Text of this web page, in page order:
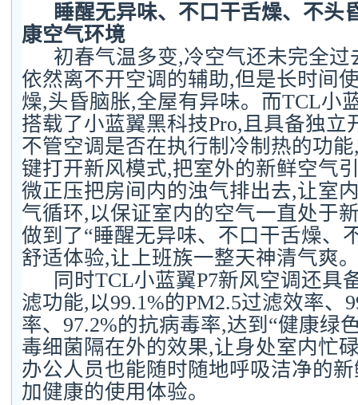
睡醒无异味、不口干舌燥、不头
康空气环境
初春气温多变,冷空气还未完全过
依然离不开空调的辅助,但是长时间
燥,头昏脑胀,全屋有异味。而TCL小
搭载了小蓝翼黑科技Pro,且具备独立
不管空调是否在执行制冷制热的功
键打开新风模式,把室外的新鲜空气
微正压把房间内的浊气排出去,让室
气循环,以保证室内的空气一直处于
做到了“睡醒无异味、不口干舌燥、
舒适体验,让上班族一整天神清气爽
同时TCL小蓝翼P7新风空调还具
滤功能,以99.1%的PM2.5过滤效率、
率、97.2%的抗病毒率,达到“健康绿
毒细菌隔在外的效果,让身处室内忙
办公人员也能随时随地呼吸洁净的
加健康的使用体验。